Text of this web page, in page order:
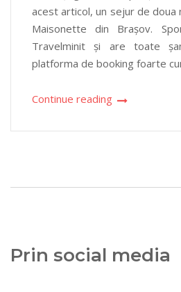
acest articol, un sejur de doua
Maisonette din Brașov.
Travelminit și are toate
platforma de booking foarte
Continue reading
Prin social media